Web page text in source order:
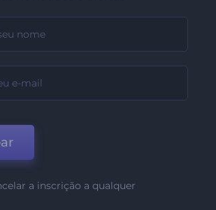
a inscrição a qualquer